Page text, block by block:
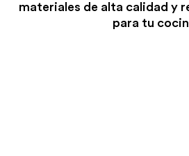
materiales de alta calidad y
para tu